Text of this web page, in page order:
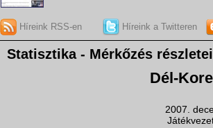
Híreink RSS-en Híreink a Twitteren
Statisztika - Mérkőzés részletei
Dél-
2007.